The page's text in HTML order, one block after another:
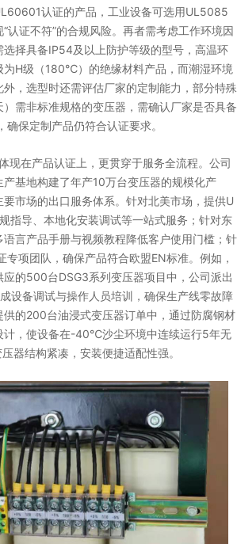
认证的产品，工业设备可选用UL5085
认证不符”的合规风险。再者需考虑工作环境因
择具备IP54及以上防护等级的型号，高温环
为H级（180℃）的绝缘材料产品，而潮湿环境
，选型时还需评估厂家的定制能力，部分特殊
需非标准规格的变压器，需确认厂家是否具备
保定制产品仍符合认证要求。
现在产品认证上，更贯穿于服务全流程。公司
基地构建了年产10万台变压器的规模化产
市场的出口服务体系。针对北美市场，提供U
指导、本地化安装调试等一站式服务；针对东
言产品手册与视频教程降低客户使用门槛；针
专项团队，确保产品符合欧盟EN标准。例如，
的500台DSG3系列变压器项目中，公司派出
设备调试与操作人员培训，确保生产线零故障
供的200台油浸式变压器订单中，通过防腐钢材
计，使设备在-40℃沙尘环境中连续运行5年无
器结构紧凑，安装便捷适配性强。